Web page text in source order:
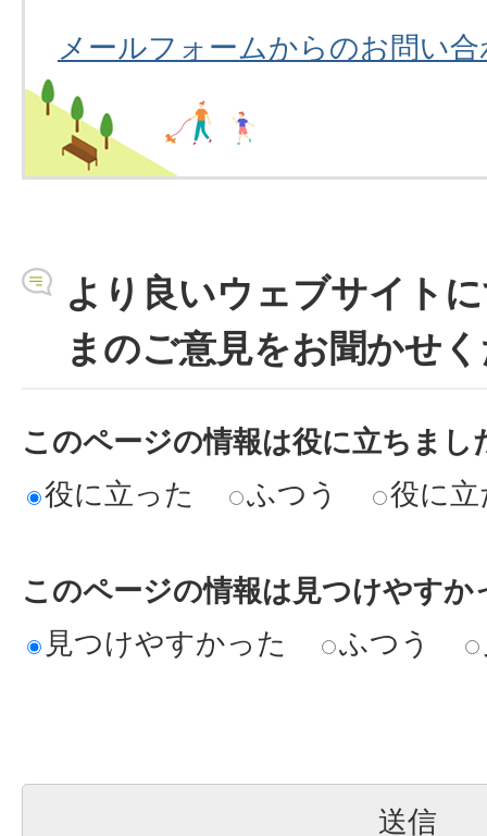
メールフォームからのお問い
より良いウェブサイト
まのご意見をお聞かせ
このページの情報は役に立ちまし
役に立った
ふつう 役に
このページの情報は見つけやすか
見つけやすかった
ふつう